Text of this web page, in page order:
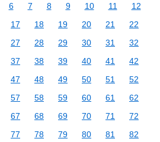
6 7 8 9 10 11
12
17 18 19 20 21
22
27 28 29 30 31
32
37 38 39 40 41
42
47 48 49 50 51
52
57 58 59 60 61
62
67 68 69 70 71
72
77 78 79 80 81
82